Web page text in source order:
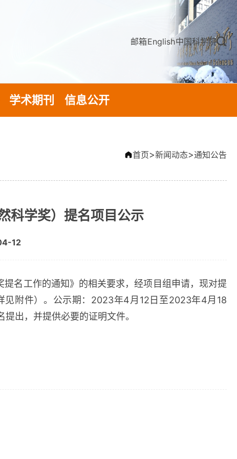
邮箱English中国科学院
学术期刊 信息公开
首页>新闻动态>通知公告
科学奖）提名项目公示
12
提名工作的通知》的相关要求，经项目组申请，现对提
附件）。公示期： 2023年4月 12 日至2023年4月 18
出，并提供必要的证明文件。